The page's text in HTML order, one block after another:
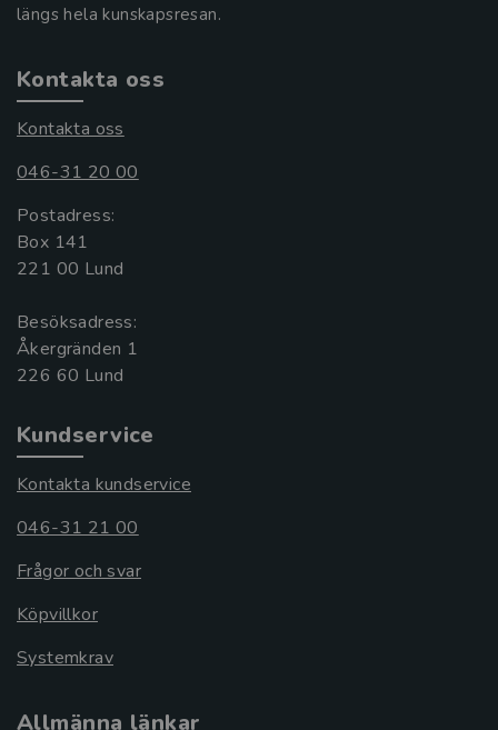
längs hela kunskapsresan.
Kontakta oss
Kontakta oss
046-31 20 00
Postadress:
Box 141
221 00 Lund
Besöksadress:
Åkergränden 1
Kundservice
Kontakta kundservice
046-31 21 00
Frågor och svar
Köpvillkor
Systemkrav
Allmänna länkar